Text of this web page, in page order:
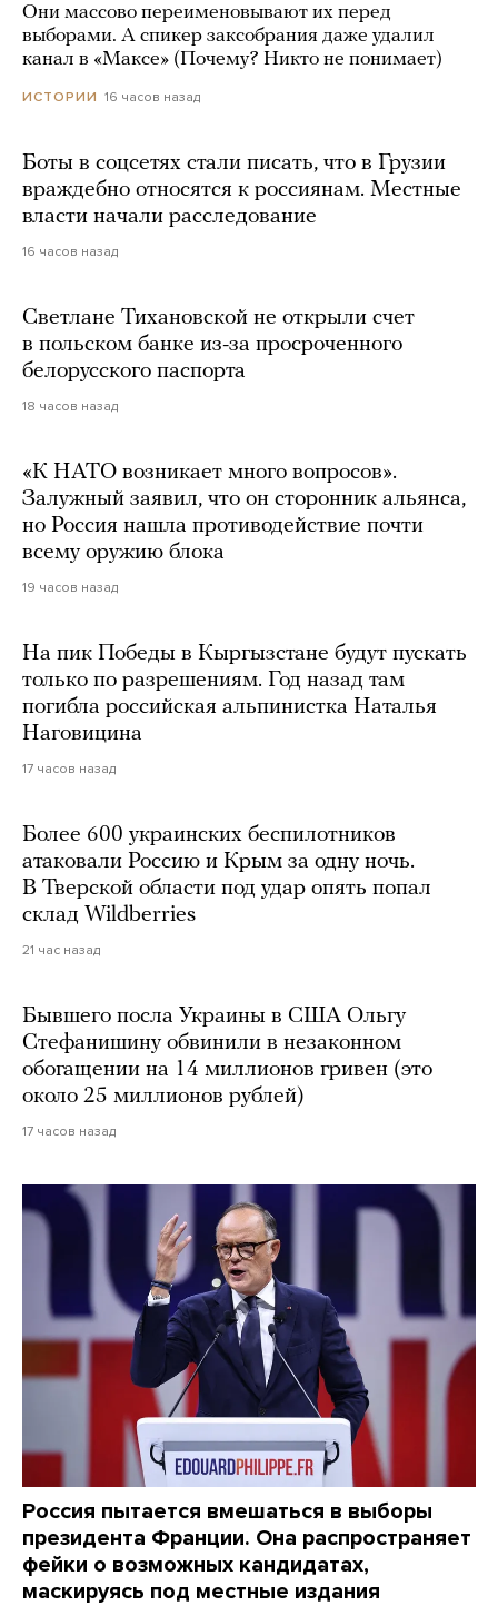
Они массово переименовывают их перед
выборами. А спикер заксобрания даже удалил
канал в «Максе» (Почему? Никто не понимает)
ИСТОРИИ 16 часов назад
Боты в соцсетях стали писать, что в Грузии
враждебно относятся к россиянам. Местные
власти начали расследование
16 часов назад
Светлане Тихановской не открыли счет
в польском банке из-за просроченного
белорусского паспорта
18 часов назад
«К НАТО возникает много вопросов».
Залужный заявил, что он сторонник альянса,
но Россия нашла противодействие почти
всему оружию блока
19 часов назад
На пик Победы в Кыргызстане будут пускать
только по разрешениям. Год назад там
погибла российская альпинистка Наталья
Наговицина
17 часов назад
Более 600 украинских беспилотников
атаковали Россию и Крым за одну ночь.
В Тверской области под удар опять попал
склад Wildberries
21 час назад
Бывшего посла Украины в США Ольгу
Стефанишину обвинили в незаконном
обогащении на 14 миллионов гривен (это
около 25 миллионов рублей)
17 часов назад
Россия пытается вмешаться в выборы
президента Франции. Она распространяет
фейки о возможных кандидатах,
маскируясь под местные издания